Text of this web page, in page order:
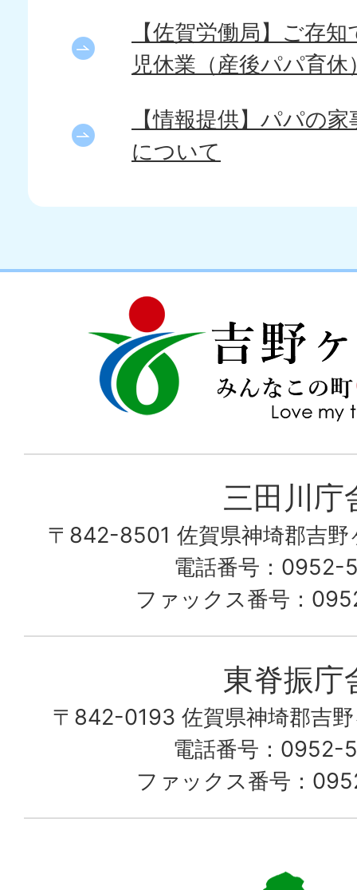
【佐賀労働局】ご存
児休業（産後パパ育休
【情報提供】パパの
について
野
ヶ
里
な
町
て
my
town
三田川庁
〒842-8501 佐賀県神埼郡吉野
電話番号：0952-
ファックス番号：
東脊振庁
〒842-0193 佐賀県神埼郡吉
電話番号：0952-
ファックス番号：